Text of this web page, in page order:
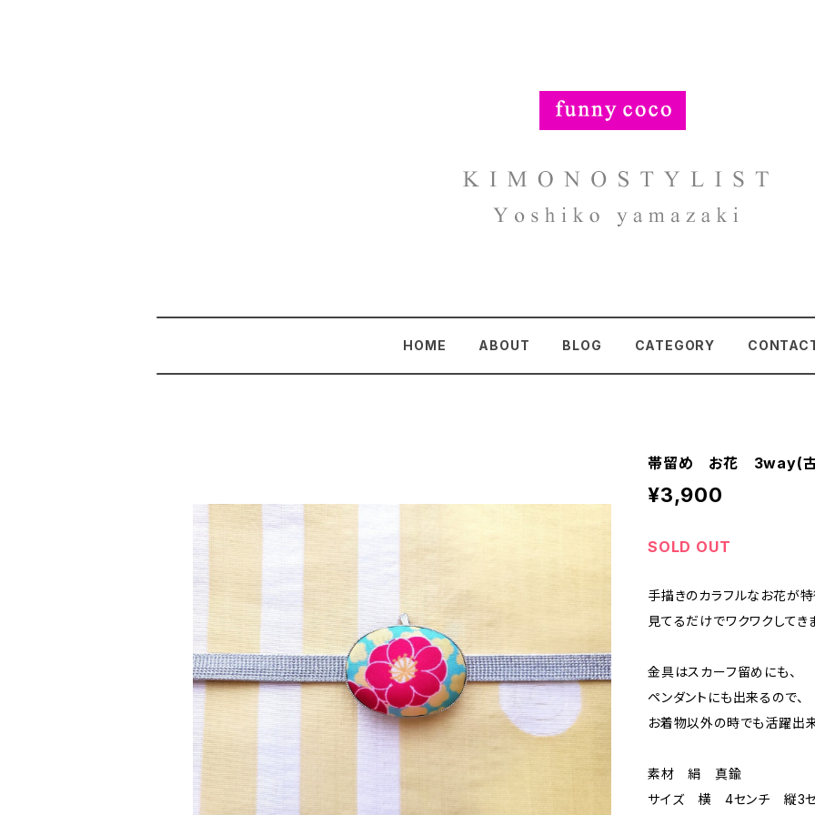
HOME ABOUT BLOG CATEGORY
帯留め お花 3way(
¥3,900
SOLD OUT
手描きのカラフルなお花が特
見てるだけでワクワクしてき
金具はスカーフ留めにも、
ペンダントにも出来るので、
お着物以外の時でも活躍出
素材 絹 真鍮
サイズ 横 4センチ 縦3